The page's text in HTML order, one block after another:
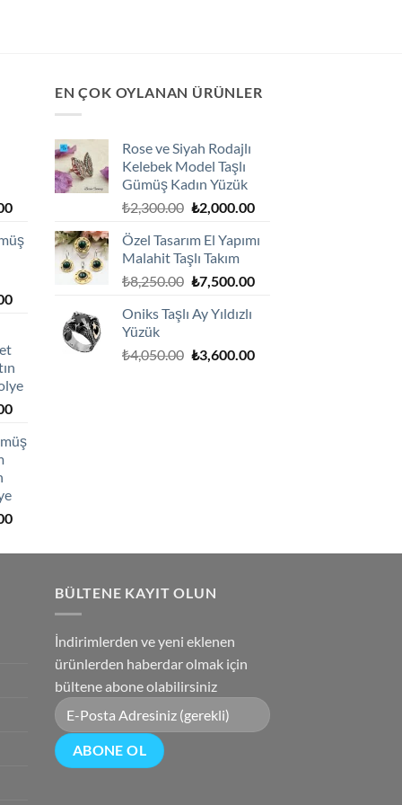
Şu
fiyat:
₺1,800.00.
Şu
₺1,800.00.
Şu
fiyat:
Şu
fiyat:
EN ÇOK OYLANAN ÜRÜNLER
Rose ve Siyah Rodajlı
Kelebek Model Taşlı
Gümüş Kadın Yüzük
₺2,300.00 Orijinal
₺2,300.00.
₺2,000.00Şu
fiyat:
Özel Tasarım El Yapımı
Malahit Taşlı Takım
₺8,250.00 Orijinal
₺8,250.00.
₺7,500.00Şu
Oniks Taşlı Ay Yıldızlı
Yüzük
₺4,050.00 Orijinal
₺3,600.00Şu
BÜLTENE KAYIT OLUN
İndirimlerden ve yeni eklenen
ürünlerden haberdar olmak için
bültene abone olabilirsiniz